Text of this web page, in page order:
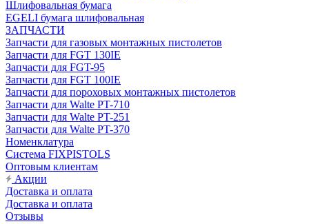
Шлифовальная бумага
EGELI бумага шлифовальная
ЗАПЧАСТИ
Запчасти для газовых монтажных пистолетов
Запчасти для FGT 130IE
Запчасти для FGT-95
Запчасти для FGT 100IE
Запчасти для пороховых монтажных пистолетов
Запчасти для Walte PT-710
Запчасти для Walte PT-251
Запчасти для Walte PT-370
Номенклатура
Система FIXPISTOLS
Оптовым клиентам
Акции
Доставка и оплата
Доставка и оплата
Отзывы